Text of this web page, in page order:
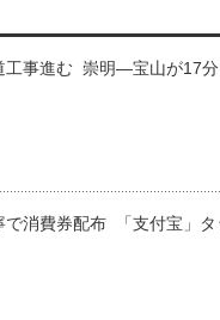
工事進む 崇明―宝山が17分
で消費券配布 「支付宝」タ